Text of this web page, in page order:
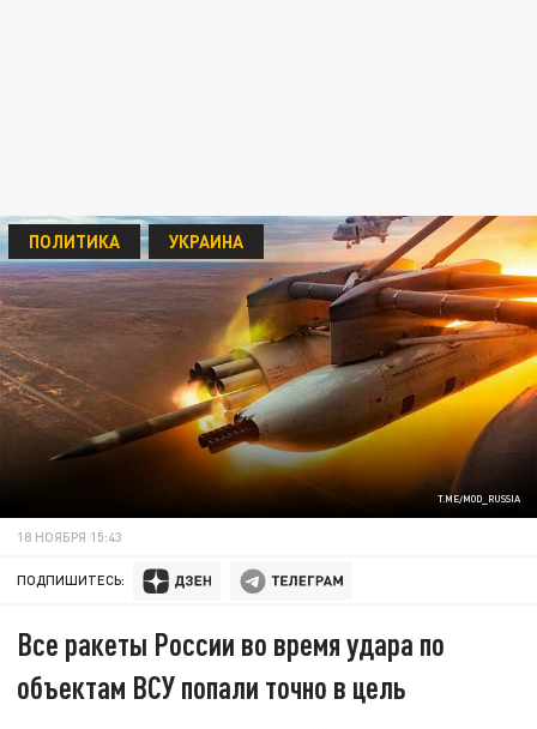
T.ME/MOD_RUSSIA
ПОЛИТИКА УКРАИНА
18 НОЯБРЯ 15:43
ПОДПИШИТЕСЬ:
Все ракеты России во время удара по
объектам ВСУ попали точно в цель